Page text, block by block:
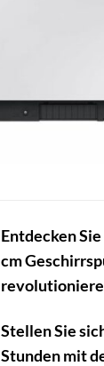
Entdecken
cm
Stellen Sie
Stunden mit